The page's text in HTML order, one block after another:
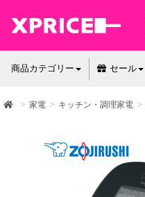
商品カテゴリー セール
家電 キッチン・調理家電